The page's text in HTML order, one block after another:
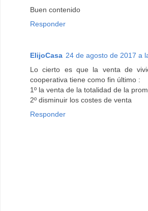
Buen contenido
Responder
ElijoCasa 24 de agosto de 2017 a
Lo cierto es que la venta de
cooperativa tiene como fin último :
1º la venta de la totalidad de la
2º disminuir los costes de venta
Responder